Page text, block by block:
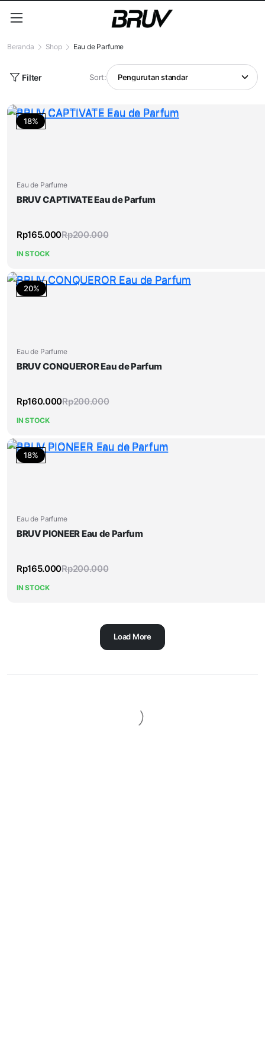
Beranda Shop Eau de Parfume
Filter Sort:
18%
Eau de Parfume
BRUV CAPTIVATE Eau de Parfum
Rp200.000
Rp165.000
IN STOCK
20%
Eau de Parfume
BRUV CONQUEROR Eau de Parfum
Rp200.000
Rp160.000
IN STOCK
18%
Eau de Parfume
BRUV PIONEER Eau de Parfum
Rp200.000
Rp165.000
IN STOCK
Load More